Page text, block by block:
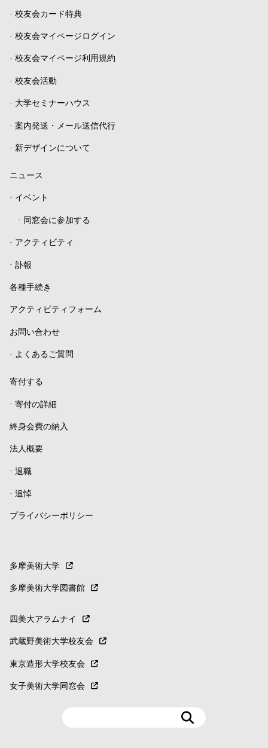
- 校友会カード特典
- 校友会マイページログイン
- 校友会マイページ利用規約
- 校友会活動
- 大学セミナーハウス
- 案内発送・メール送信代行
- 新デザインについて
ニュース
- イベント
- 同窓会に参加する
- アクティビティ
- 訃報
各種手続き
アクティビティフォーム
お問い合わせ
- よくあるご質問
寄付する
- 寄付の詳細
終身会費の納入
法人概要
- 退職
- 追悼
プライバシーポリシー
多摩美術大学
多摩美術大学図書館
四美大アラムナイ
武蔵野美術大学校友会
東京造形大学校友会
女子美術大学同窓会